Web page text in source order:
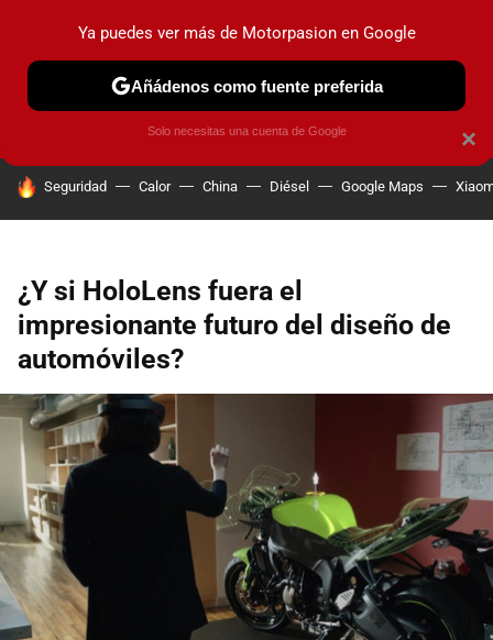
PRUEBAS COCHES ELÉCTRICOS OBSERVATORIO
HOY SE HABLA DE
Seguridad Calor China Diésel Google Maps
¿Y si HoloLens fuera el
impresionante futuro del diseño de
automóviles?
×
Ya puedes ver más de Motorpasion en Google
Añádenos como fuente preferida
Solo necesitas una cuenta de Google